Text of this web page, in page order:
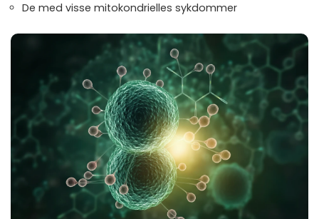
De med visse mitokondrielles sykdommer